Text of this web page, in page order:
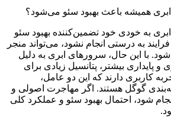
ابری همیشه باعث بهبود سئو می‌شود؟
به خودی خود تضمین‌کننده بهبود سئو
به درستی انجام نشود، می‌تواند منجر
با این حال، سرورهای ابری به دلیل
پایداری بیشتر، پتانسیل زیادی برای
کاربری دارند که این دو عامل،
گوگل هستند. اگر مهاجرت اصولی و
شود، احتمال بهبود سئو و عملکرد کلی